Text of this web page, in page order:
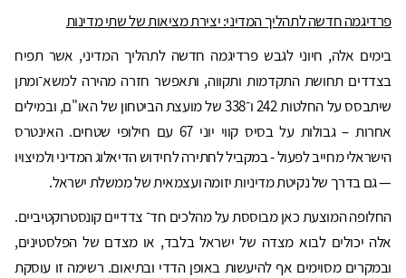
פרדיגמה חדשה לתהליך המדיני: יצירת מציאות של שתי מדינות
בימים אלה, חיוני לגבש פרדיגמה חדשה לתהליך המדיני, אשר תפיח
בצדדים תחושת התקדמות ותקווה, ותאפשר חזרה מהירה למשא־ומתן
שיתבסס על החלטות 242 ו־338 של מועצת הביטחון של האו"ם, ובמילים
אחרות – גבולות על בסיס קווי יוני 67 עם חילופי שטחים. האינטרס
הישראלי מחייב לפעול - במקביל לחתירה לחידוש הדיאלוג המדיני ולמיצויו
— גם בדרך של נקיטת מדיניות יזומה ועצמאית של ממשלת ישראל.
החלופה המוצעת כאן מבוססת על מהלכים חד־ צדדיים קונסטרוקטיביים.
אלה יכולים לבוא מצדה של ישראל בלבד, או מצדם של הפלסטינים,
ובמקרים מסוימים אף להיעשות באופן הדדי ובתיאום. רשימה זו עוסקת